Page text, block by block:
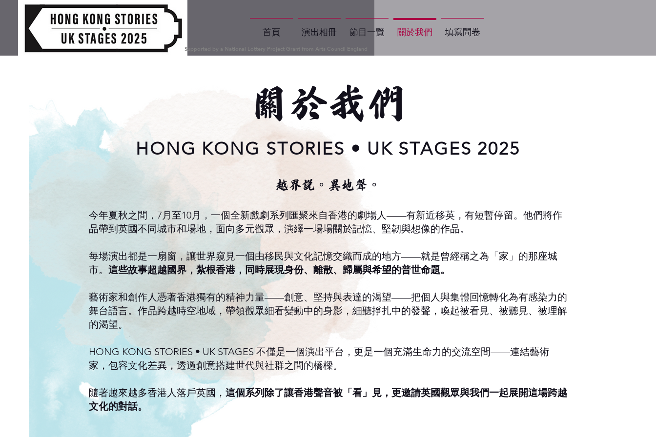
Supported by a National Lottery Project Grant from Arts Council England
首頁 演出相冊 節目一覽 關於我們 填寫問卷
關於我們
越界說。異地聲。
今年夏秋之間，7月至10月，一個全新戲劇系列匯聚來自香港的劇場人——有新近移英，有短暫停留。他們將作
品帶到英國不同城市和場地，面向多元觀眾，演繹一場場關於記憶、堅韌與想像的作品。
每場演出都是一扇窗，讓世界窺見一個由移民與文化記憶交織而成的地方——就是曾經稱之為「家」的那座城
市。 這些故事超越國界，紮根香港，同時展現身份、離散、歸屬與希望的普世命題。
藝術家和創作人憑著香港獨有的精神力量——創意、堅持與表達的渴望——把個人與集體回憶轉化為有感染力的
舞台語言。作品跨越時空地域，帶領觀眾細看變動中的身影，細聽掙扎中的發聲，喚起被看見、被聽見、被理解
的渴望。
HONG KONG STORIES • UK STAGES 不僅是一個演出平台，更是一個充滿生命力的交流空間——連結藝術
家，包容文化差異，透過創意搭建世代與社群之間的橋樑。
隨著越來越多香港人落戶英國， 這個系列除了讓香港聲音被「看」見，更邀請英國觀眾與我們一起展開這場跨越
文化的對話。
HONG KONG STORIES • UK STAGES 2025